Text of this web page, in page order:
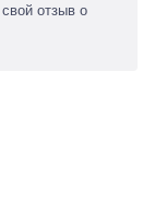
свой отзыв о